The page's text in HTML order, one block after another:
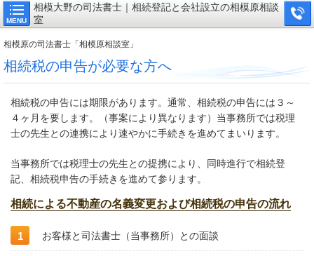
MENU
相模大野の司法書士｜相続登記と会社設立の相模原相談
室
相模原の司法書士「相模原相談室」
相続税の申告が必要な方へ
相続税の申告には期限があります。通常、相続税の申告には３～
４ヶ月を要します。（事案により異なります）当事務所では税理
士の先生との連携により速やかに手続きを進めてまいります。
当事務所では税理士の先生との提携により、同時進行で相続登
記、相続税申告の手続きを進めて参ります。
相続による不動産の名義変更および相続税の申告の流れ
お客様と司法書士（当事務所）との面談